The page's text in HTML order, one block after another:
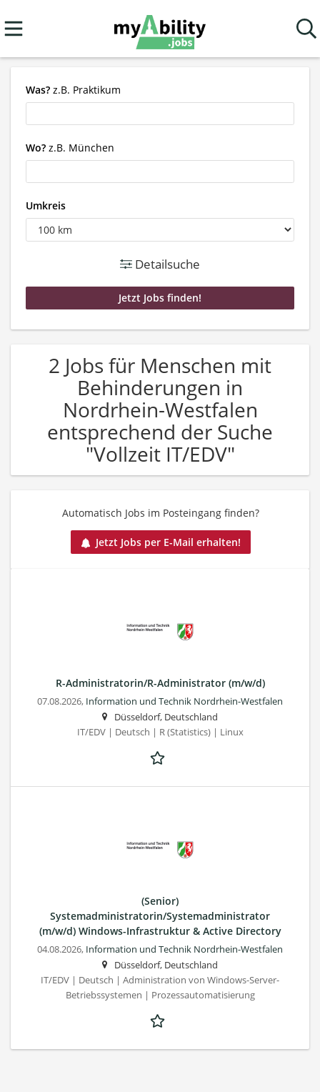
Was? z.B. Praktikum
Wo? z.B. München
Umkreis
Detailsuche
2 Jobs für Menschen mit
Behinderungen in
Nordrhein-Westfalen
entsprechend der Suche
"Vollzeit IT/EDV"
Automatisch Jobs im Posteingang finden?
Jetzt Jobs per E-Mail erhalten!
R-Administratorin/R-Administrator (m/w/d)
07.08.2026, Information und Technik Nordrhein-Westfalen
Düsseldorf, Deutschland
IT/EDV | Deutsch | R (Statistics) | Linux
(Senior)
Systemadministratorin/Systemadministrator
(m/w/d) Windows-Infrastruktur & Active Directory
04.08.2026, Information und Technik Nordrhein-Westfalen
Düsseldorf, Deutschland
IT/EDV | Deutsch | Administration von Windows-Server-
Betriebssystemen | Prozessautomatisierung